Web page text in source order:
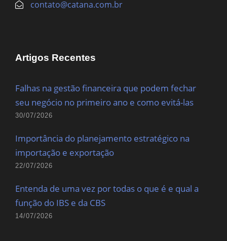
contato@catana.com.br
Artigos Recentes
Falhas na gestão financeira que podem fechar
seu negócio no primeiro ano e como evitá-las
30/07/2026
Importância do planejamento estratégico na
importação e exportação
22/07/2026
Entenda de uma vez por todas o que é e qual a
função do IBS e da CBS
14/07/2026